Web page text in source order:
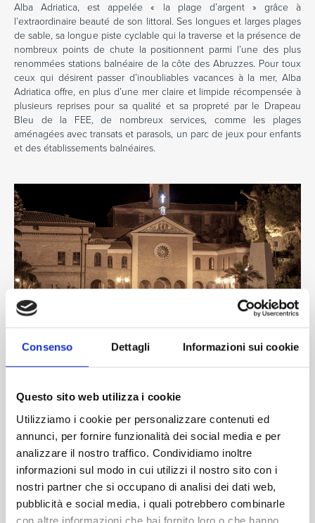
Consenso Dettagli Informazioni sui cookie
Questo sito web utilizza i cookie
Utilizziamo i cookie per personalizzare contenuti ed
annunci, per fornire funzionalità dei social media e per
analizzare il nostro traffico. Condividiamo inoltre
informazioni sul modo in cui utilizzi il nostro sito con i
nostri partner che si occupano di analisi dei dati web,
pubblicità e social media, i quali potrebbero combinarle
con altre informazioni che hai fornito loro o che hanno
Alba Adriatica, est appelée « la plage d’argent » grâce à
l’extraordinaire beauté de son littoral. Ses longues et larges plages
de sable, sa longue piste cyclable qui la traverse et la présence de
nombreux points de chute la positionnent parmi l’une des plus
renommées stations balnéaire de la côte des Abruzzes. Pour toux
ceux qui désirent passer d’inoubliables vacances à la mer, Alba
Adriatica offre, en plus d’une mer claire et limpide récompensée à
plusieurs reprises pour sa qualité et sa propreté par le Drapeau
Bleu de la FEE, de nombreux services, comme les plages
aménagées avec transats et parasols, un parc de jeux pour enfants
et des établissements balnéaires.
Mais les vacances à Alba Adriatica ne se limitent pas au bronzage